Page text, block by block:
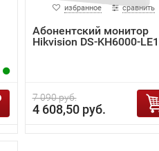
избранное сравнить
Абонентский монитор
Hikvision DS-KH6000-LE1
7 090 руб.
4 608,50 руб.